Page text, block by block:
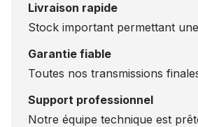
Livraison rapide
Stock important permettant
Garantie fiable
Toutes nos transmissions
Support professionnel
Notre équipe technique est